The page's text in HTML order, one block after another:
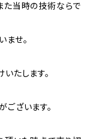
た当時の技術ならで
せ。
たします。
ざいます。